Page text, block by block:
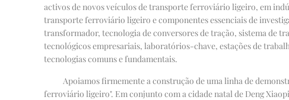
activos de novos veículos de transporte ferroviário ligeiro, em
transporte ferroviário ligeiro e componentes essenciais de
transformador, tecnologia de conversores de tração, sistema de
tecnológicos empresariais, laboratórios-chave, estações de
tecnologias comuns e fundamentais.
Apoiamos firmemente a construção de uma linha de
ferroviário ligeiro". Em conjunto com a cidade natal de Deng